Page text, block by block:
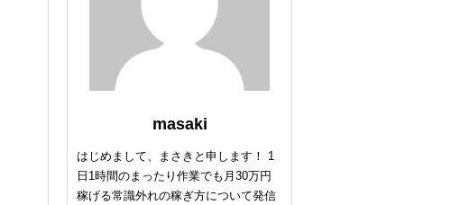
masaki
はじめまして、まさきと申します！ 1
日1時間のまったり作業でも月30万円
稼げる常識外れの稼ぎ方について発信